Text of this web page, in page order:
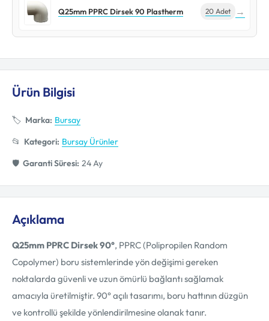
Q25mm PPRC Dirsek 90 Plastherm 20 Adet →
Ürün Bilgisi
🏷️ Marka: Bursay
📂 Kategori: Bursay Ürünler
🛡️ Garanti Süresi: 24 Ay
Açıklama
Q25mm PPRC Dirsek 90°, PPRC (Polipropilen Random
Copolymer) boru sistemlerinde yön değişimi gereken
noktalarda güvenli ve uzun ömürlü bağlantı sağlamak
amacıyla üretilmiştir. 90° açılı tasarımı, boru hattının düzgün
ve kontrollü şekilde yönlendirilmesine olanak tanır.